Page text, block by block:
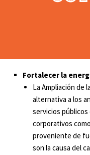
Fortalecer la
La Ampliación de
alternativa a los
servicios públicos
corporativos
proveniente de
son la causa del